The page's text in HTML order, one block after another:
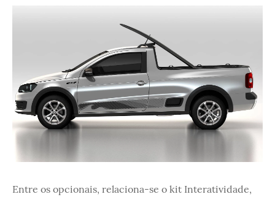
Entre os opcionais, relaciona-se o kit Interatividade,